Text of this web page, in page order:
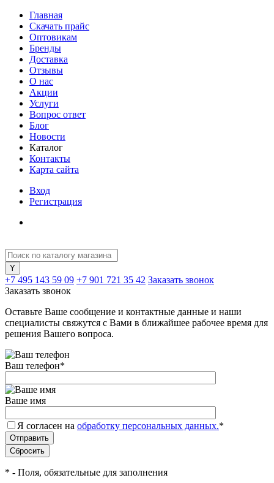
Главная
Скачать прайс
Оптовикам
Бренды
Доставка
Отзывы
О нас
Акции
Услуги
Вопрос ответ
Блог
Новости
Каталог
Контакты
Карта сайта
Вход
Регистрация
+7 495 143 59 09 +7 901 721 35 42 Заказать звонок
Заказать звонок
Оставьте Ваше сообщение и контактные данные и наши
специалисты свяжутся с Вами в ближайшее рабочее время для
решения Вашего вопроса.
Ваш телефон*
Ваше имя
Я согласен на обработку персональных данных.*
* - Поля, обязательные для заполнения